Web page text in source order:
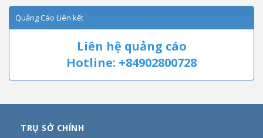
Quảng Cáo Liên kết
Liên hệ quảng cáo
Hotline: +84902800728
TRỤ SỞ CHÍNH